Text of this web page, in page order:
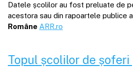
Datele școlilor au fost preluate de
acestora sau din rapoartele publice
Române ARR.ro
Topul școlilor de